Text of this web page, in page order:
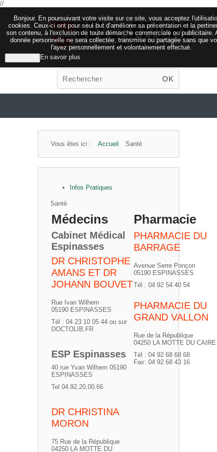
//
Bonjour. En poursuivant votre visite sur ce site, vous acceptez
cookies. Ceux-ci ont pour seul but d'améliorer sa présentation et la
son contenu, à l'exclusion de toute démarche commerciale ou publicitaire.
donnée personnelle ne sera collectée, transmise ou partagée sans que
l'ayez personnellement et volontairement effectué.
En savoir plus
OK
Vous êtes ici : Accueil Santé
Infos Pratiques
Santé
Médecins
Cabinet Médical
Espinasses
DR CHRISTOPHE
AMANS ET DR
JOHANN BOUVET
Rue Ivan Wilhem
05190 ESPINASSES
Tél : 04 23 10 05 44 ou sur
DOCTOLIB.FR
ESP Espinasses
40 rue Yvan Wilhem 05190
ESPINASSES
Tel 04.92.20.00.66
DR CHRISTINA
MORON
75 Rue de la République
04250 LA MOTTE DU
Pharmacie
PHARMACIE DU
BARRAGE
Avenue Serre Ponçon
05190 ESPINASSES
Tél : 04 92 54 40 54
PHARMACIE DU
GRAND VALLON
Rue de la République
04250 LA MOTTE DU CAIRE
Tél : 04 92 68 68 68
Fax: 04 92 68 43 16